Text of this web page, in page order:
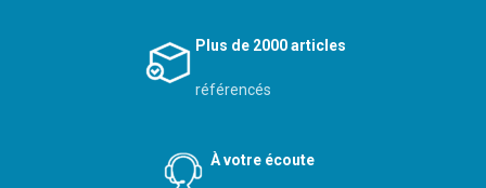
Plus de 2000 articles
référencés
À votre écoute